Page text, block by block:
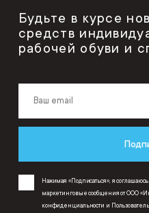
Будьте в курсе
средств
рабочей обуви и
Нажимая «Подписаться», я
маркетинговые сообщения от ООО
конфиденциальности и